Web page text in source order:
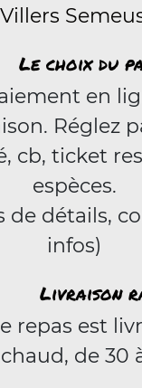
Villers
Le choix du
en
Réglez
cb, ticket
espèces.
de détails,
infos)
Livraison
repas est
chaud, de 30